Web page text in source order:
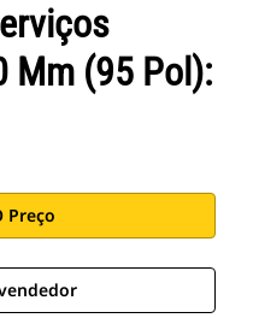
Mm (95 Pol):
Preço